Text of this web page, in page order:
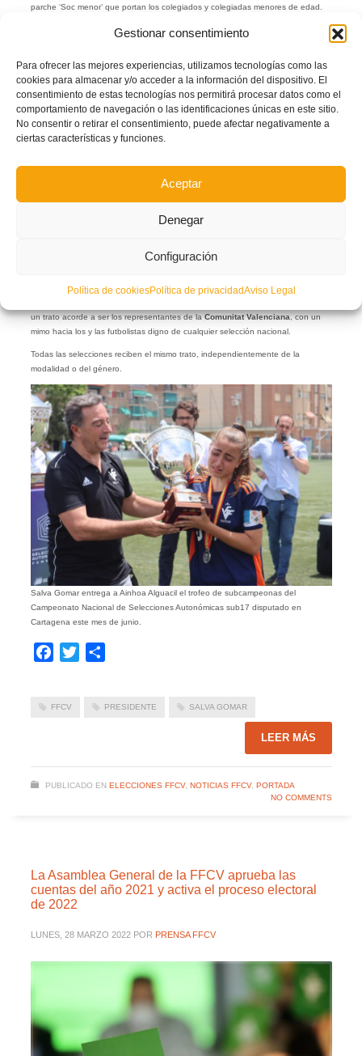
Gestionar consentimiento
Para ofrecer las mejores experiencias, utilizamos tecnologías como las
cookies para almacenar y/o acceder a la información del dispositivo. El
consentimiento de estas tecnologías nos permitirá procesar datos como el
comportamiento de navegación o las identificaciones únicas en este sitio.
No consentir o retirar el consentimiento, puede afectar negativamente a
ciertas características y funciones.
Aceptar
Denegar
Configuración
Política de cookiesPolítica de privacidadAviso Legal
parche ‘Soc menor’ que portan los colegiados y colegiadas menores de edad.
Los cursos de árbitros se llenan cada año de alumnos y alumnas que quieren
Algo similar ocurre con los cursos de entrenadores/as. Desde 2019 se le ha
dado un impulso increíble,llegando a multiplicar por 12 el número de alumnos
inscritosa los cursos federativos.
Desde el nuevoComité Tècnic d’Entrenadors
Selecciones territoriales
Área de Selecciones de la FFCVha sufrido también un cambio sustancial
en los últimos cuatro años. Al staff técnico se le ha dotado de más y mejores
un trato acorde a ser los representantes de laComunitat Valenciana, con un
mimo hacia los y las futbolistas digno de cualquier selección nacional.
Todas las selecciones reciben el mismo trato, independientemente de la
modalidad o del género.
Salva Gomar entrega a Ainhoa Alguacil el trofeo de subcampeonas del
Campeonato Nacional de Selecciones Autonómicas sub17 disputado en
Cartagena este mes de junio.
Facebook
Twitter
FFCV PRESIDENTE SALVA GOMAR
LEER MÁS
PUBLICADO EN ELECCIONES FFCV, NOTICIAS FFCV, PORTADA
NO COMMENTS
La Asamblea General de la FFCV aprueba las
cuentas del año 2021 y activa el proceso electoral
de 2022
LUNES, 28 MARZO 2022 POR PRENSA FFCV